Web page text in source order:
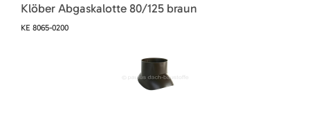
Klöber Abgaskalotte 80/125 braun
KE 8065-0200